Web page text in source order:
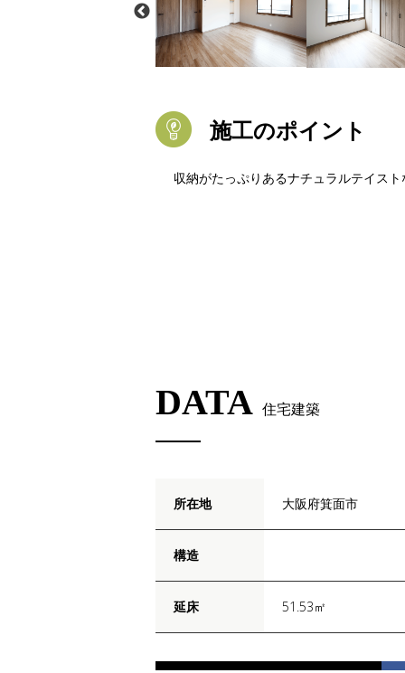
施工のポイント
収納がたっぷりあるナチュラルテイス
DATA 住宅建築
所在地 大阪府箕面市
構造
延床 51.53㎡